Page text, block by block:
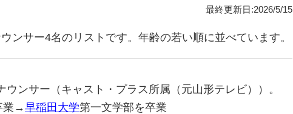
最終更新日:2026/5/15
ンサー4名のリストです。年齢の若い順に並べています。
ンサー（キャスト・プラス所属（元山形テレビ））。
業→早稲田大学第一文学部を卒業